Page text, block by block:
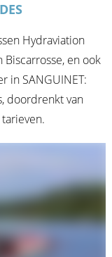
Hydraviation
en ook
in SANGUINET:
doordrenkt van